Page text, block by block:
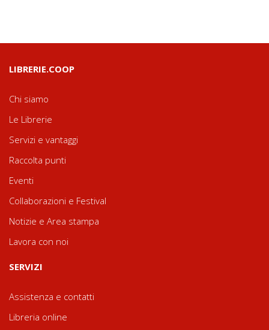
LIBRERIE.COOP
Chi siamo
Le Librerie
Servizi e vantaggi
Raccolta punti
Eventi
Collaborazioni e Festival
Notizie e Area stampa
Lavora con noi
SERVIZI
Assistenza e contatti
Libreria online